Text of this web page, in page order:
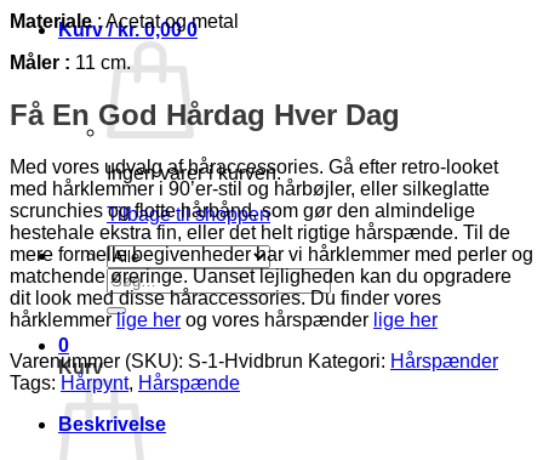
Kurv /kr.0,00 0
Ingen varer i kurven.
Tilbage til shoppen
Søg
efter:
0
Kurv
Materiale: Acetat og metal
Måler : 11 cm.
Få En God Hårdag Hver Dag
Med vores udvalg af håraccessories. Gå efter retro-looket
med hårklemmer i 90’er-stil og hårbøjler, eller silkeglatte
scrunchies og flotte hårbånd, som gør den almindelige
hestehale ekstra fin, eller det helt rigtige hårspænde. Til de
mere formelle begivenheder har vi hårklemmer med perler og
matchende øreringe. Uanset lejligheden kan du opgradere
dit look med disse håraccessories. Du finder vores
hårklemmerlige her og vores hårspænder lige her
Varenummer (SKU): S-1-Hvidbrun Kategori: Hårspænder
Tags: Hårpynt, Hårspænde
Beskrivelse